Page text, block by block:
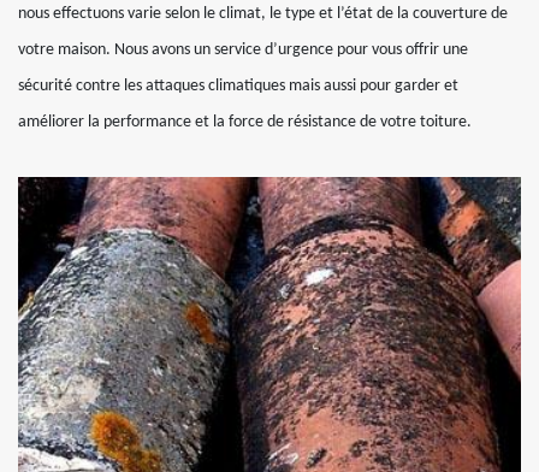
nous effectuons varie selon le climat, le type et l’état de la couverture de
votre maison. Nous avons un service d’urgence pour vous offrir une
sécurité contre les attaques climatiques mais aussi pour garder et
améliorer la performance et la force de résistance de votre toiture.